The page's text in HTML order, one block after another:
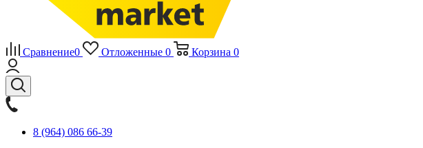
Сравнение0 Отложенные 0 Корзина 0
8 (964) 086 66-39